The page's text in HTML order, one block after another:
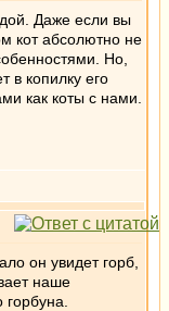
Даже если вы
кот абсолютно не
Но,
в копилку его
как коты с нами.
он увидет горб,
наше